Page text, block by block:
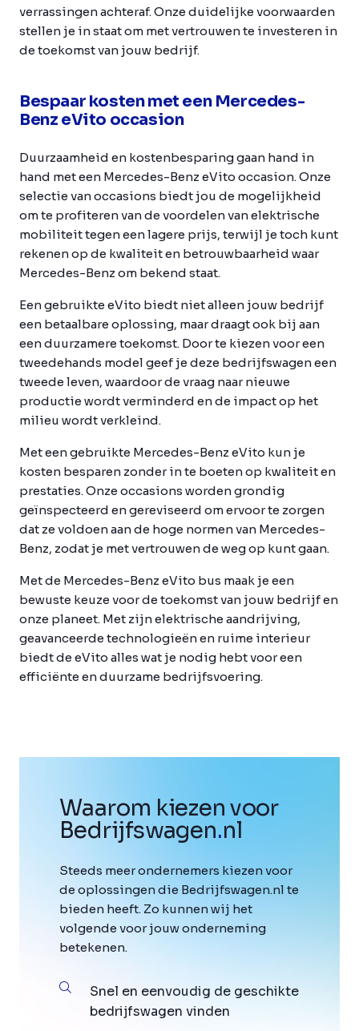
verrassingen achteraf. Onze duidelijke voorwaarden
stellen je in staat om met vertrouwen te investeren in
de toekomst van jouw bedrijf.
Bespaar kosten met een Mercedes-
Benz eVito occasion
Duurzaamheid en kostenbesparing gaan hand in
hand met een Mercedes-Benz eVito occasion. Onze
selectie van occasions biedt jou de mogelijkheid
om te profiteren van de voordelen van elektrische
mobiliteit tegen een lagere prijs, terwijl je toch kunt
rekenen op de kwaliteit en betrouwbaarheid waar
Mercedes-Benz om bekend staat.
Een gebruikte eVito biedt niet alleen jouw bedrijf
een betaalbare oplossing, maar draagt ook bij aan
een duurzamere toekomst. Door te kiezen voor een
tweedehands model geef je deze bedrijfswagen een
tweede leven, waardoor de vraag naar nieuwe
productie wordt verminderd en de impact op het
milieu wordt verkleind.
Met een gebruikte Mercedes-Benz eVito kun je
kosten besparen zonder in te boeten op kwaliteit en
prestaties. Onze occasions worden grondig
geïnspecteerd en gereviseerd om ervoor te zorgen
dat ze voldoen aan de hoge normen van Mercedes-
Benz, zodat je met vertrouwen de weg op kunt gaan.
Met de Mercedes-Benz eVito bus maak je een
bewuste keuze voor de toekomst van jouw bedrijf en
onze planeet. Met zijn elektrische aandrijving,
geavanceerde technologieën en ruime interieur
biedt de eVito alles wat je nodig hebt voor een
efficiënte en duurzame bedrijfsvoering.
Waarom kiezen voor
Bedrijfswagen.nl
Steeds meer ondernemers kiezen voor
de oplossingen die Bedrijfswagen.nl te
bieden heeft. Zo kunnen wij het
volgende voor jouw onderneming
betekenen.
Snel en eenvoudig de geschikte
bedrijfswagen vinden